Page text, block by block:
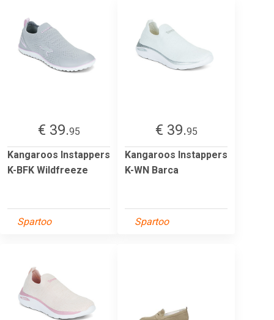
€ 39.95
Kangaroos Instappers
K-BFK Wildfreeze
Spartoo
€ 39.95
Kangaroos Instappers
K-WN Barca
Spartoo